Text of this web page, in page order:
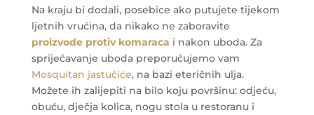
Na kraju bi dodali, posebice ako putujete tijekom
ljetnih vrućina, da nikako ne zaboravite
proizvode protiv komaraca i nakon uboda. Za
spriječavanje uboda preporučujemo vam
Mosquitan jastučiće, na bazi eteričnih ulja.
Možete ih zalijepiti na bilo koju površinu: odjeću,
obuću, dječja kolica, nogu stola u restoranu i